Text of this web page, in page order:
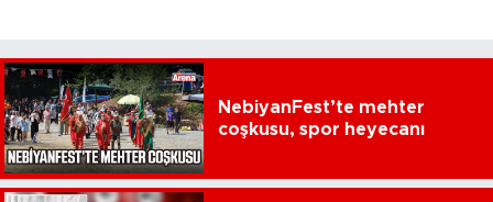
NebiyanFest’te mehter
coşkusu, spor heyecanı